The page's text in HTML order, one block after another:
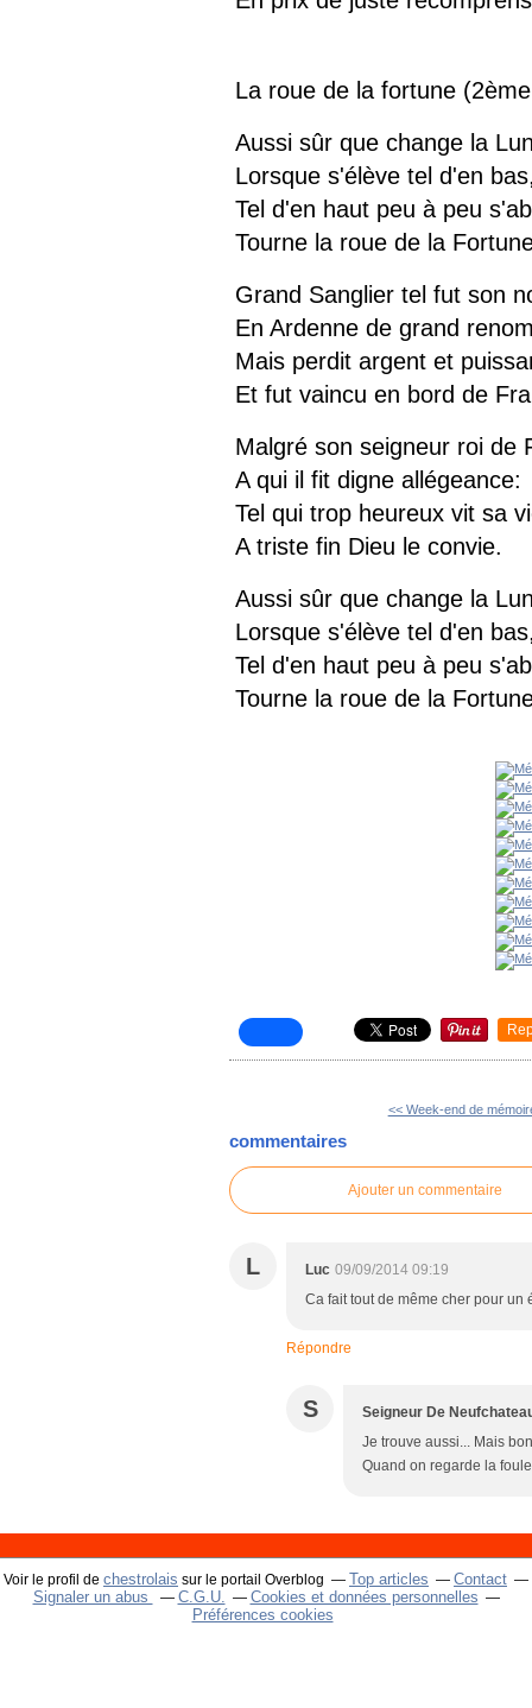
La roue de la fortune
Aussi sûr que change la
Lorsque s'élève tel d'en
Tel d'en haut peu à peu
Tourne la roue de la
Grand Sanglier tel fut son
En Ardenne de grand
Mais perdit argent et
Et fut vaincu en bord de
Malgré son seigneur roi de
A qui il fit digne allégeance:
Tel qui trop heureux vit sa
A triste fin Dieu le convie.
Aussi sûr que change la
Lorsque s'élève tel d'en
Tel d'en haut peu à peu
Tourne la roue de la
<< Week-end de
commentaires
Ajouter un commentaire
L Luc 09/09/2014 09:19
Ca fait tout de même cher pour
Répondre
S
Seigneur De
Je trouve aussi... Mais
Quand on regarde la
Voir le profil de chestrolais sur le portail Overblog Top articles
Contact
Signaler un abus
C.G.U.
Cookies et données personnelles
Préférences cookies